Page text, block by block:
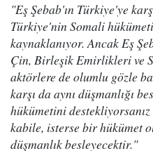
"Eş Şebab'ın Türkiye'ye
Türkiye'nin Somali
kaynaklanıyor. Ancak Eş
Çin, Birleşik Emirlikleri ve
aktörlere de olumlu gözle
karşı da aynı düşmanlığı
hükümetini
kabile, isterse bir hükümet
düşmanlık besleyecektir."